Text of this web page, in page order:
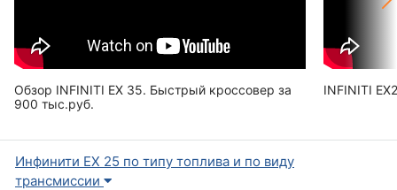
Обзор INFINITI EX 35. Быстрый кроссовер за
900 тыс.руб.
INFINITI
Инфинити EX 25 по типу топлива и по виду
трансмиссии